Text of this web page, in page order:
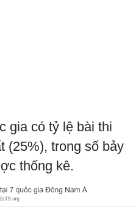
gia có tỷ lệ bài thi
(25%), trong số bảy
thống kê.